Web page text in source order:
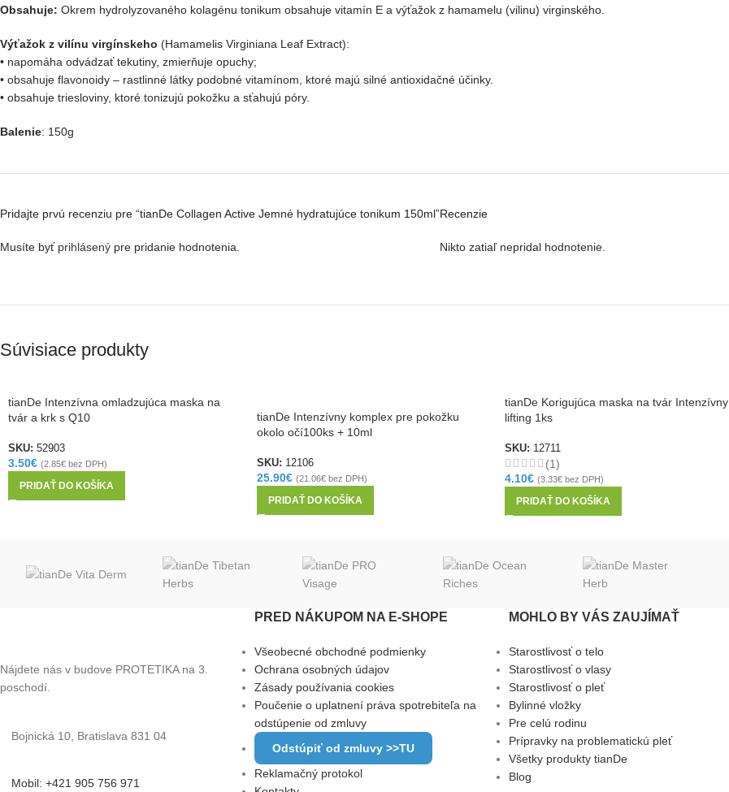
Obsahuje: Okrem hydrolyzovaného kolagénu tonikum obsahuje vitamín E a výťažok z hamamelu (vilinu) virginského
Výťažok z vilínu virgínskeho (Hamamelis Virginiana Leaf Extract):
• napomáha odvádzať tekutiny, zmierňuje opuchy;
• obsahuje flavonoidy – rastlinné látky podobné vitamínom, ktoré majú silné antioxidačné účinky.
• obsahuje triesloviny, ktoré tonizujú pokožku a sťahujú póry.
Balenie: 150g
Recenzie
Nikto zatiaľ nepridal hodnotenie.
Pridajte prvú recenziu pre “tianDe Collagen Active Jemné hydratujúce tonikum 150ml”
Musíte byť prihlásený pre pridanie hodnotenia.
Súvisiace produkty
tianDe Intenzívna omladzujúca maska na
tvár a krk s Q10
SKU: 52903
3.50€ (2.85€ bez DPH)
PRIDAŤ DO KOŠÍKA
tianDe Intenzívny komplex pre pokožku
okolo očí100ks + 10ml
SKU: 12106
25.90€ (21.06€bez DPH)
PRIDAŤ DO KOŠÍKA
tianDe Korigujúca maska na tvár Intenzívny
lifting 1ks
SKU: 12711
(1)
4.10€ (3.33€ bez DPH)
PRIDAŤ DO KOŠÍKA
Nájdete nás v budove PROTETIKA na 3.
poschodí.
Bojnická 10, Bratislava 831 04
Mobil: +421 905 756 971
PRED NÁKUPOM NA E-SHOPE
Všeobecné obchodné podmienky
Ochrana osobných údajov
Zásady používania cookies
Poučenie o uplatnení práva spotrebiteľa na
odstúpenie od zmluvy
Odstúpiť od zmluvy >>TU
Reklamačný protokol
MOHLO BY VÁS ZAUJÍMAŤ
Starostlivosť o telo
Starostlivosť o vlasy
Starostlivosť o pleť
Bylinné vložky
Pre celú rodinu
Prípravky na problematickú pleť
Všetky produkty tianDe
Blog